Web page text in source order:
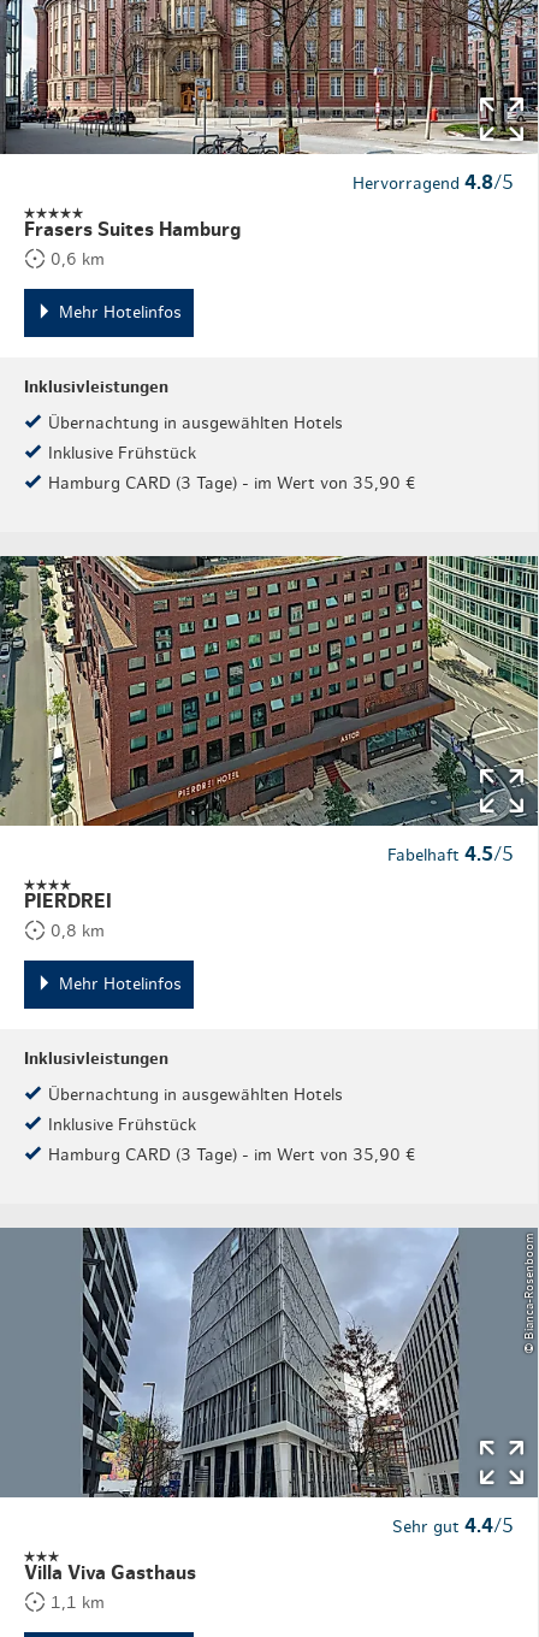
Hervorragend4.8/5
Frasers Suites Hamburg
0,6 km
Mehr Hotelinfos
Inklusivleistungen
Übernachtung in ausgewählten Hotels
Inklusive Frühstück
Hamburg CARD (3 Tage) - im Wert von 35,90 €
Fabelhaft4.5/5
PIERDREI
0,8 km
Mehr Hotelinfos
Inklusivleistungen
Übernachtung in ausgewählten Hotels
Inklusive Frühstück
Hamburg CARD (3 Tage) - im Wert von 35,90 €
© Bianca-Rosenboom
Sehr gut4.4/5
Villa Viva Gasthaus
1,1 km